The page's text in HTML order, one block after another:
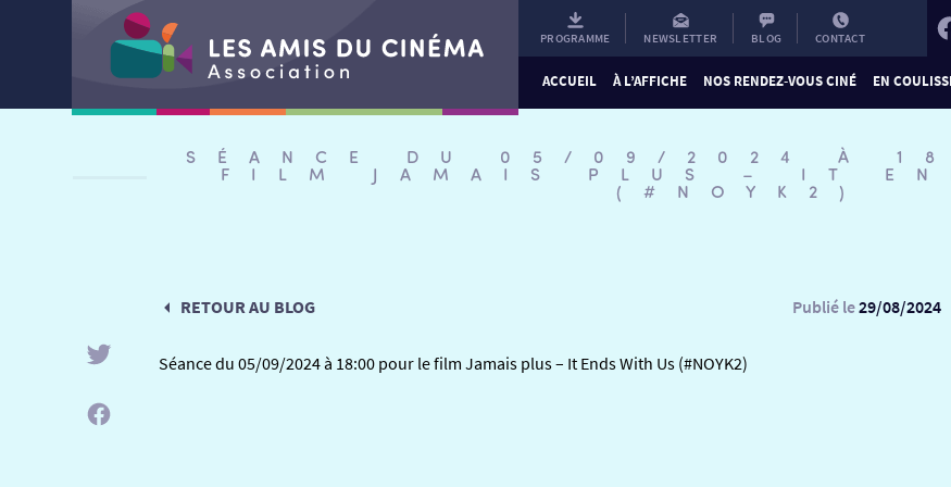
PROGRAMME NEWSLETTER BLOG CONTACT
ACCUEIL À L’AFFICHE NOS RENDEZ-VOUS CINÉ EN
SÉANCE DU 05/09/2024 À
FILM JAMAIS PLUS – IT
(#NOYK2)
RETOUR AU BLOG Publié le29/08/2024
Séance du 05/09/2024 à 18:00 pour le film Jamais plus – It Ends With Us (#NOYK2)